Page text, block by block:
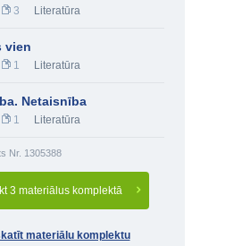
3 Literatūra
vien
1 Literatūra
Netaisnība
1 Literatūra
Nr. 1305388
3 materiālus komplektā
materiālu komplektu